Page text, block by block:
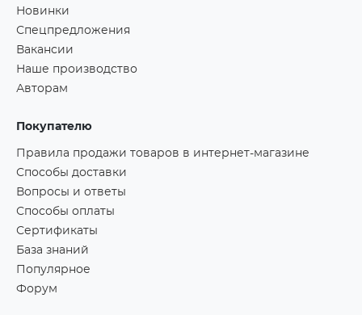
Новинки
Спецпредложения
Вакансии
Наше производство
Авторам
Покупателю
Правила продажи товаров в интернет-магазине
Способы доставки
Вопросы и ответы
Способы оплаты
Сертификаты
База знаний
Популярное
Форум